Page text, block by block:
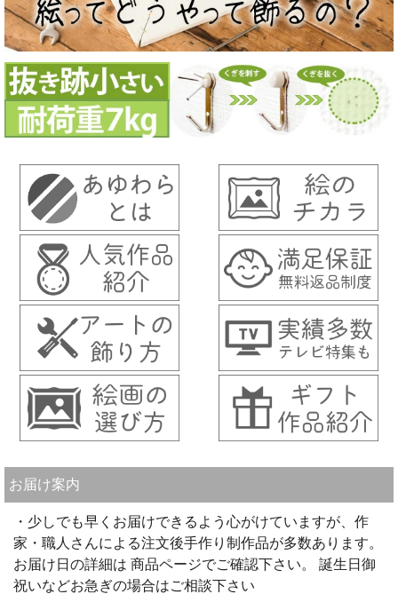
お届け案内
・少しでも早くお届けできるよう心がけていますが、作
家・職人さんによる注文後手作り制作品が多数あります。
お届け日の詳細は 商品ページでご確認下さい。 誕生日御
祝いなどお急ぎの場合はご相談下さい